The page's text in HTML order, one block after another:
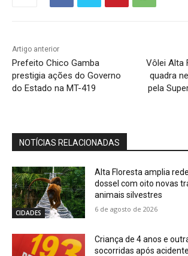
Artigo anterior
Prefeito Chico Gamba
prestigia ações do Governo
do Estado na MT-419
Vôlei Alta
quadra
pela
NOTÍCIAS RELACIONADAS
CIDADES
Alta Floresta amplia
dossel com oito novas
animais silvestres
6 de agosto de 2026
Criança de 4 anos e
socorridas após